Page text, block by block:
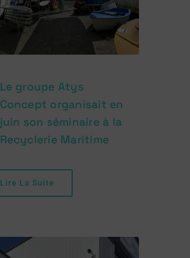
Le groupe Atys
Concept organisait en
juin son séminaire à la
Recyclerie Maritime
Lire La Suite